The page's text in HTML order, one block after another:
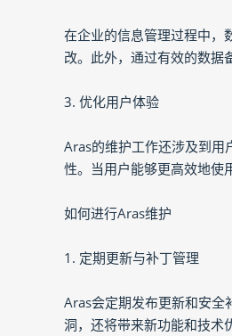
在企业的信息管理过程中，
改。此外，通过有效的数据
3. 优化用户体验
Aras的维护工作还涉及到用
性。当用户能够更高效地使
如何进行Aras维护
1. 定期更新与补丁管理
Aras会定期发布更新和安全
洞，还将带来新功能和技术